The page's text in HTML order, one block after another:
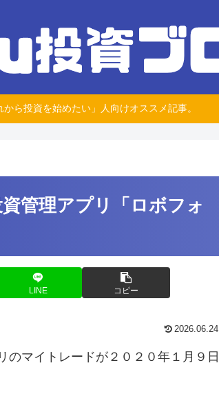
から投資を始めたい」人向けオススメ記事。
管理アプリ「ロボフォ
LINE コピー
2026.06.24
マイトレードが２０２０年１月９日